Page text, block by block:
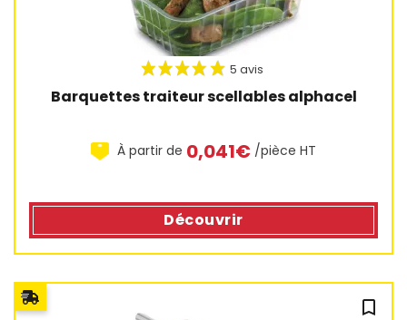
5 avis
Barquettes traiteur scellables alphacel
À partir de 0,041€ /pièce HT
Découvrir
bookmark_outline